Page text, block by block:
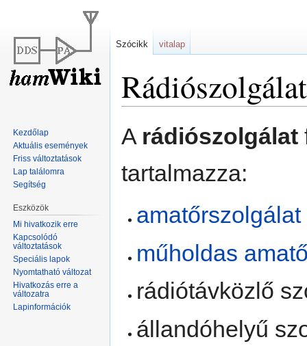
Rádiószolgálat
a
a
A rádiószolgálat
tartalmazza:
amatőrszolgálat
műholdas
rádiótávközlő
állandóhelyű
Szócikk vitalap
Kezdőlap
Aktuális események
Friss változtatások
Lap találomra
Segítség
Eszközök
Mi hivatkozik erre
Kapcsolódó
változtatások
Speciális lapok
Nyomtatható változat
Hivatkozás erre a
változatra
Lapinformációk